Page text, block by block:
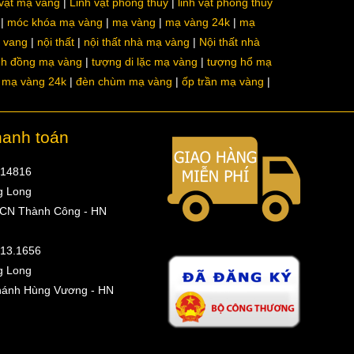
móc khóa mạ vàng
mạ vàng mạ vàng 24k
mạ
vang
nội thất nội thất nhà mạ vàng
Nội thất nhà
đồng mạ vàng
tượng di lặc mạ vàng
tượng hổ mạ
vàng 24k
đèn chùm mạ vàng ốp trần mạ vàng
toán
Long
Thành Công - HN
Long
Hùng Vương - HN